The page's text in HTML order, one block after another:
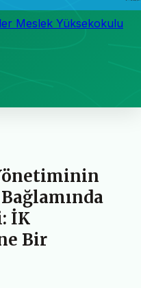
Meslek Yüksekokulu
İK
Bir